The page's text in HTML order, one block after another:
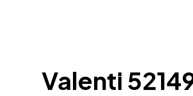
Valenti